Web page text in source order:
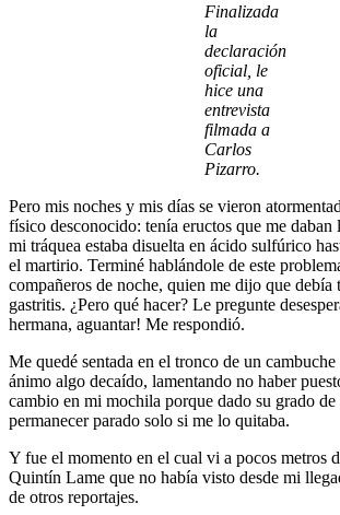
Finalizada
la
declaración
oficial, le
hice una
entrevista
filmada a
Carlos
Pizarro.
Pero mis noches y mis días se vieron
físico desconocido: tenía eructos que me daban
mi tráquea estaba disuelta en ácido sulfúrico
el martirio. Terminé hablándole de este
compañeros de noche, quien me dijo que debía
gastritis. ¿Pero qué hacer? Le pregunte
hermana, aguantar! Me respondió.
Me quedé sentada en el tronco de un
ánimo algo decaído, lamentando no haber
cambio en mi mochila porque dado su grado de
permanecer parado solo si me lo quitaba.
Y fue el momento en el cual vi a pocos metros
Quintín Lame que no había visto desde mi
de otros reportajes.